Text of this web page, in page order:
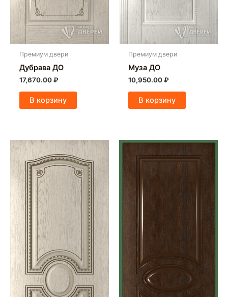
Премиум двери
Дубрава ДО
17,670.00₽
В корзину
Премиум двери
Муза ДО
10,950.00₽
В корзину